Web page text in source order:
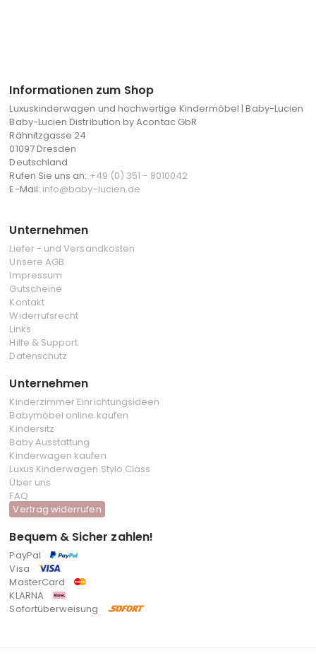
Informationen zum Shop
Luxuskinderwagen und hochwertige Kindermöbel | Baby-Lucien
Baby-Lucien Distribution by Acontac GbR
Rähnitzgasse 24
01097 Dresden
Deutschland
Rufen Sie uns an: +49 (0) 351 - 8010042
E-Mail: info@baby-lucien.de
Unternehmen
Liefer - und Versandkosten
Unsere AGB
Impressum
Gutscheine
Kontakt
Widerrufsrecht
Links
Hilfe & Support
Datenschutz
Unternehmen
Kinderzimmer Einrichtungsideen
Babymöbel online kaufen
Kindersitz
Baby Ausstattung
Kinderwagen kaufen
Luxus Kinderwagen Stylo Class
Über uns
FAQ
Vertrag widerrufen
Bequem & Sicher zahlen!
PayPal
Visa
MasterCard
KLARNA
Sofortüberweisung